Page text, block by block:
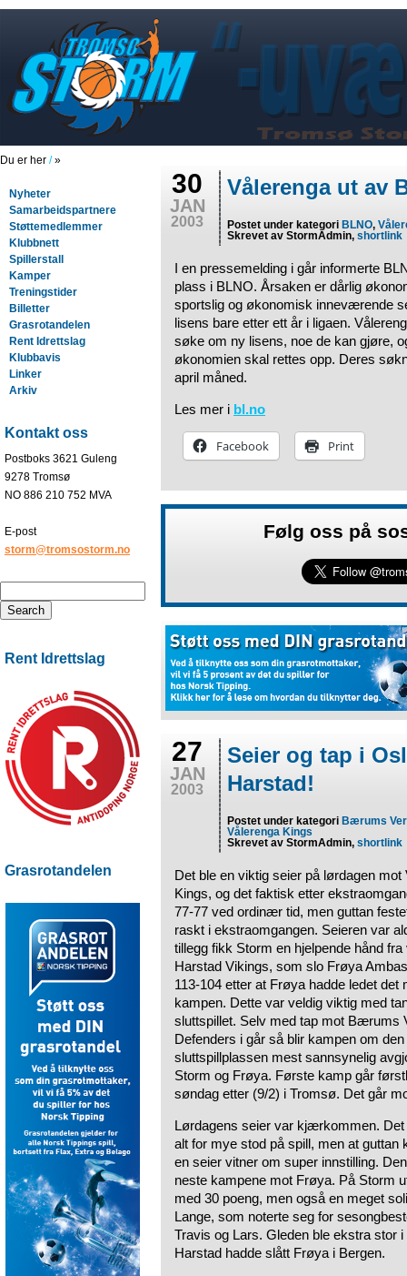
Du er her /»
Nyheter
Samarbeidspartnere
Støttemedlemmer
Klubbnett
Spillerstall
Kamper
Treningstider
Billetter
Grasrotandelen
Rent Idrettslag
Klubbavis
Linker
Arkiv
Kontakt oss
Postboks 3621 Guleng
9278 Tromsø
NO 886 210 752 MVA
E-post
storm@tromsostorm.no
Rent Idrettslag
Grasrotandelen
30
JAN
2003
Vålerenga ut av
Postet under kategori BLNO,
Skrevet av StormAdmin,shortlink
I en pressemelding i går informerte
plass i BLNO. Årsaken er dårlig
sportslig og økonomisk inneværende
lisens bare etter ett år i ligaen.
søke om ny lisens, noe de kan gjøre,
økonomien skal rettes opp. Deres
april måned.
Les mer i bl.no
Facebook Print
Følg oss på
27
JAN
2003
Seier og tap i
Harstad!
Postet under kategori Bærums
Vålerenga Kings
Skrevet av StormAdmin,shortlink
Det ble en viktig seier på lørdagen mot
Kings, og det faktisk etter
77-77 ved ordinær tid, men guttan
raskt i ekstraomgangen. Seieren var
tillegg fikk Storm en hjelpende hånd
Harstad Vikings, som slo Frøya
113-104 etter at Frøya hadde ledet det
kampen. Dette var veldig viktig med
sluttspillet. Selv med tap mot Bærums
Defenders i går så blir kampen om
sluttspillplassen mest sannsynelig
Storm og Frøya. Første kamp går
søndag etter (9/2) i Tromsø. Det går
Lørdagens seier var kjærkommen.
alt for mye stod på spill, men at guttan
en seier vitner om super innstilling.
neste kampene mot Frøya. På Storm
med 30 poeng, men også en meget
Lange, som noterte seg for
Travis og Lars. Gleden ble ekstra stor
Harstad hadde slått Frøya i Bergen.